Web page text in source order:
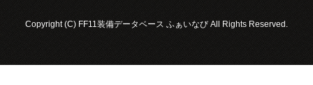
Copyright (C) FF11装備データベース ふぁいなび All Rights Reserved.